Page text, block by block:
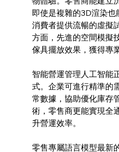
即使是複雜的3D渲染
消費者提供流暢的虛擬
方面，先進的空間模擬
傢具擺放效果，獲得專
智能營運管理人工智能
式。企業可進行精準的
常數據，協助優化庫存
術，零售商更能實現全
升營運效率。
零售專屬語言模型最新